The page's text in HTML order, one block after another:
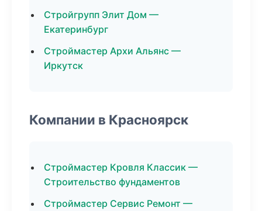
Стройгрупп Элит Дом —
Екатеринбург
Строймастер Архи Альянс —
Иркутск
Компании в Красноярск
Строймастер Кровля Классик —
Строительство фундаментов
Строймастер Сервис Ремонт —